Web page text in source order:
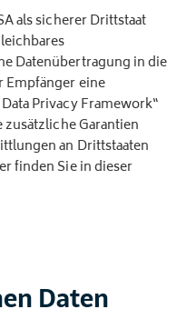
als sicherer Drittstaat
Datenübertragung in die
Empfänger eine
Privacy Framework“
Garantien
an Drittstaaten
finden Sie in dieser
Daten